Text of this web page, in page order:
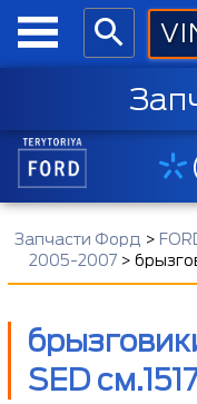
Запчасти Форд >
2005-2007 >
SED